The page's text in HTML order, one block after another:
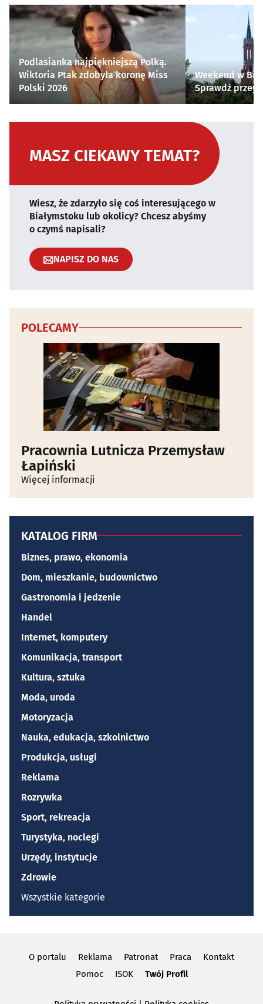
Podlasianka najpiękniejszą Polką.
Wiktoria Ptak zdobyła koronę Miss
Polski 2026
Weekend w
Sprawdź
MASZ CIEKAWY TEMAT?
Wiesz, że zdarzyło się coś interesującego w
Białymstoku lub okolicy? Chcesz abyśmy
o czymś napisali?
NAPISZ DO NAS
POLECAMY
Pracownia Lutnicza Przemysław
Łapiński
Więcej informacji
KATALOG FIRM
Biznes, prawo, ekonomia
Dom, mieszkanie, budownictwo
Gastronomia i jedzenie
Handel
Internet, komputery
Komunikacja, transport
Kultura, sztuka
Moda, uroda
Motoryzacja
Nauka, edukacja, szkolnictwo
Produkcja, usługi
Reklama
Rozrywka
Sport, rekreacja
Turystyka, noclegi
Urzędy, instytucje
Zdrowie
Wszystkie kategorie
O portalu Reklama Patronat Praca
Kontakt
Pomoc
ISOK Twój Profil